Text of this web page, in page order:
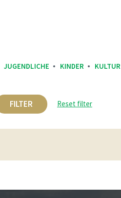
JUGENDLICHE KINDER KULTUR
FILTER Reset filter